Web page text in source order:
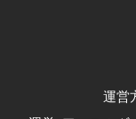
運営